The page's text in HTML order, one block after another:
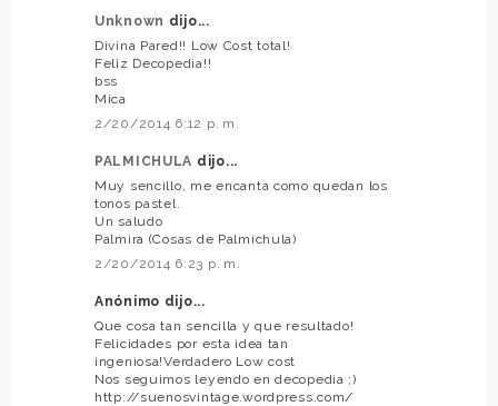
Unknown dijo...
Divina Pared!! Low Cost total!
Feliz Decopedia!!
bss
Mica
2/20/2014 6:12 p. m.
PALMICHULA dijo...
Muy sencillo, me encanta como quedan los
tonos pastel.
Un saludo
Palmira (Cosas de Palmichula)
2/20/2014 6:23 p. m.
Anónimo dijo...
Que cosa tan sencilla y que resultado!
Felicidades por esta idea tan
ingeniosa!Verdadero Low cost
Nos seguimos leyendo en decopedia ;)
http://suenosvintage.wordpress.com/